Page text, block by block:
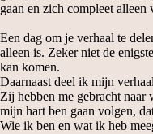
gaan en zich compleet alleen
Een dag om je verhaal te
alleen is. Zeker niet de
kan komen.
Daarnaast deel ik mijn
Zij hebben me gebracht
mijn hart ben gaan volgen,
Wie ik ben en wat ik heb